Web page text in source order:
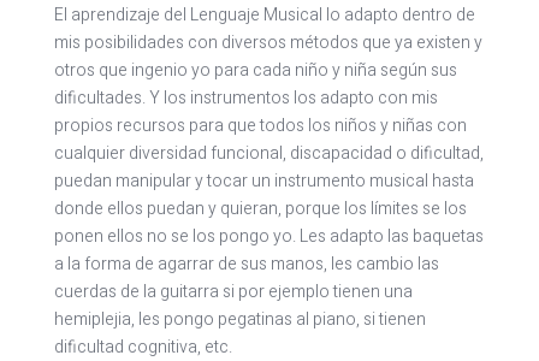
El aprendizaje del Lenguaje Musical lo adapto dentro de
mis posibilidades con diversos métodos que ya existen y
otros que ingenio yo para cada niño y niña según sus
dificultades. Y los instrumentos los adapto con mis
propios recursos para que todos los niños y niñas con
cualquier diversidad funcional, discapacidad o dificultad,
puedan manipular y tocar un instrumento musical hasta
donde ellos puedan y quieran, porque los límites se los
ponen ellos no se los pongo yo. Les adapto las baquetas
a la forma de agarrar de sus manos, les cambio las
cuerdas de la guitarra si por ejemplo tienen una
hemiplejia, les pongo pegatinas al piano, si tienen
dificultad cognitiva, etc.